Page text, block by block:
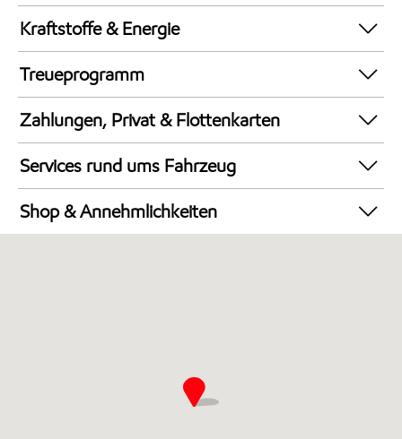
24 hours
Kraftstoffe & Energie
Synergy Supreme+ Bleifrei 98
AdBlue in Kanistern
LKW Zapfsäulen
Synergy Super E10 95
AdBlue an Zapfsäulen
Treueprogramm
DeutschlandCard
Zahlungen, Privat & Flottenkarten
Bezahlung per Mobilgerät
Services rund ums Fahrzeug
LKW-freundliche Station**
Shop & Annehmlichkeiten